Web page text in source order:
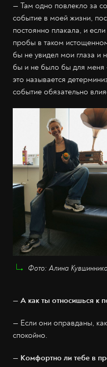
— Там одно повлекло за
событие в моей жизни,
постоянно плакала, и
пробы в таком
бы не увидел мои глаза и
бы и не было бы для
это называется
событие обязательно
Фото: Алина
— А как ты относишься к
— Если они оправданы,
спокойно.
— Комфортно ли тебе в